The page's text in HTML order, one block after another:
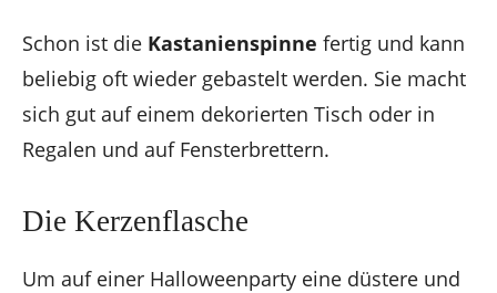
Schon ist die Kastanienspinne fertig und kann
beliebig oft wieder gebastelt werden. Sie macht
sich gut auf einem dekorierten Tisch oder in
Regalen und auf Fensterbrettern.
Die Kerzenflasche
Um auf einer Halloweenparty eine düstere und